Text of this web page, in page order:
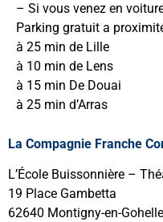
– Si vous venez en
Parking gratuit a
à 25 min de Lille
à 10 min de Lens
à 15 min De Douai
à 25 min d’Arras
La Compagnie Franche
L’École Buissonnière –
19 Place Gambetta
62640 Montigny-en-Gohelle